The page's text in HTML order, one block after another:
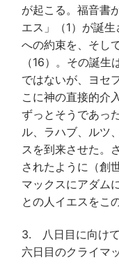
が起こる。福音書
エス」（1）が誕
への約束を、そし
（16）。その誕
ではないが、ヨセ
こに神の直接的介
ずっとそうであっ
ル、ラハブ、ルツ
スを到来させた。
されたように（創
マックスにアダム
との人イエスをこ
3. 八日目に向けて
六日目のクライマ